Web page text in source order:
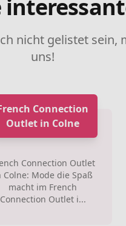
nicht gelistet sein,
uns!
Connection
Outlet in Colne
Connection Outlet
Colne: Mode die Spaß
macht im French
Connection Outlet i...